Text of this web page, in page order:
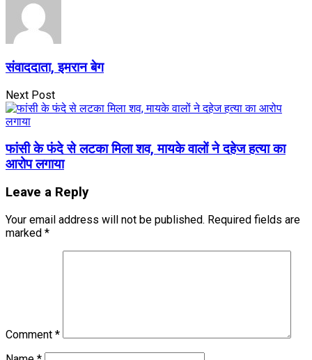
संवाददाता, इमरान बेग
Next Post
फांसी के फंदे से लटका मिला शव, मायके वालों ने दहेज हत्या का
आरोप लगाया
Leave a Reply
Your email address will not be published. Required fields are
marked *
Comment *